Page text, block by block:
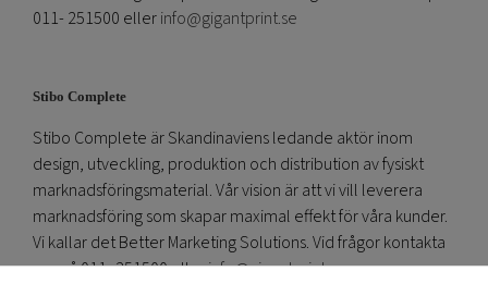
011- 251500 ellerinfo@gigantprint.se
Stibo Complete
Stibo Complete är Skandinaviens ledande aktör inom
design, utveckling, produktion och distribution av fysiskt
marknadsföringsmaterial. Vår vision är att vi vill leverera
marknadsföring som skapar maximal effekt för våra kunder.
Vi kallar det Better Marketing Solutions. Vid frågor kontakta
oss på 011- 251500 ellerinfo@gigantprint.se